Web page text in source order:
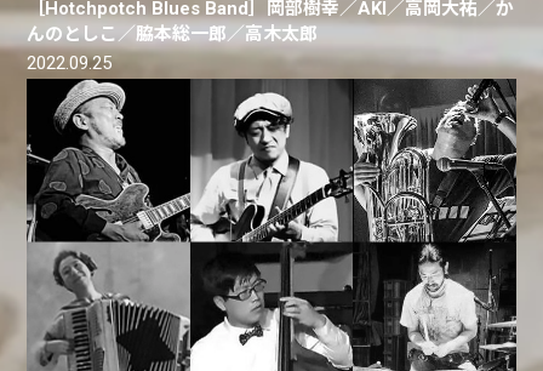
［Hotchpotch Blues Band］岡部樹幸／AKI／高岡大祐／か
んのとしこ／脇本総一郎／高木太郎
2022.09.25